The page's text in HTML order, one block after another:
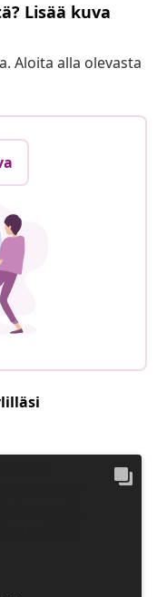
Lisää kuva
Aloita alla olevasta